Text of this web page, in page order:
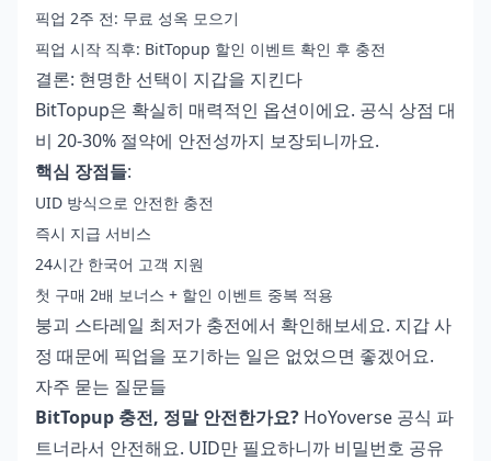
픽업 2주 전: 무료 성옥 모으기
픽업 시작 직후: BitTopup 할인 이벤트 확인 후 충전
결론: 현명한 선택이 지갑을 지킨다
BitTopup은 확실히 매력적인 옵션이에요. 공식 상점 대
비 20-30% 절약에 안전성까지 보장되니까요.
핵심 장점들:
UID 방식으로 안전한 충전
즉시 지급 서비스
24시간 한국어 고객 지원
첫 구매 2배 보너스 + 할인 이벤트 중복 적용
붕괴 스타레일 최저가 충전에서 확인해보세요. 지갑 사
정 때문에 픽업을 포기하는 일은 없었으면 좋겠어요.
자주 묻는 질문들
BitTopup 충전, 정말 안전한가요? HoYoverse 공식 파
트너라서 안전해요. UID만 필요하니까 비밀번호 공유